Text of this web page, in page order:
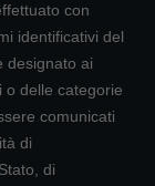
con
identificativi del
designato ai
o delle categorie
comunicati
di
di